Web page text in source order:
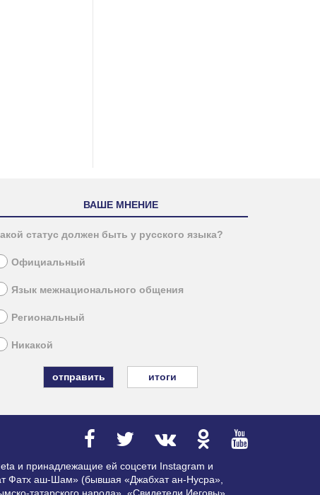
ВАШЕ МНЕНИЕ
статус должен быть у русского языка?
Официальный
Язык межнационального общения
Региональный
Никакой
итоги
и принадлежащие ей соцсети Instagram и
Фатх аш-Шам» (бывшая «Джабхат ан-Нусра»,
татарского народа», «Свидетели Иеговы»,